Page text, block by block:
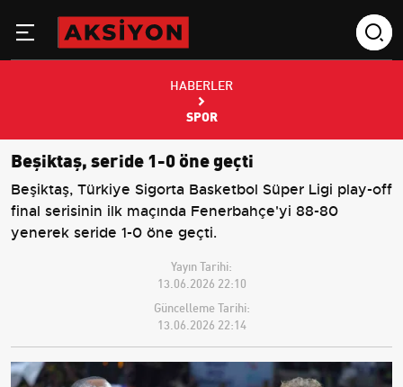
HABERLER
SPOR
Beşiktaş, seride 1-0 öne geçti
Beşiktaş, Türkiye Sigorta Basketbol Süper Ligi play-off
final serisinin ilk maçında Fenerbahçe'yi 88-80
yenerek seride 1-0 öne geçti.
Yayın Tarihi:
13.06.2026 22:10
Güncelleme Tarihi:
13.06.2026 22:14